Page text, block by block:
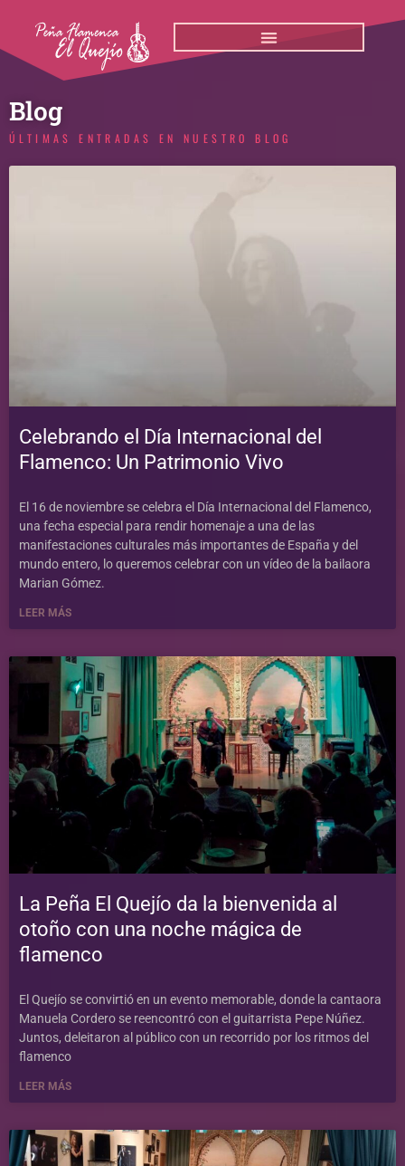
contenido
Blog
ÚLTIMAS ENTRADAS EN NUESTRO BLOG
Celebrando el Día Internacional del
Flamenco: Un Patrimonio Vivo
El 16 de noviembre se celebra el Día Internacional del Flamenco,
una fecha especial para rendir homenaje a una de las
manifestaciones culturales más importantes de España y del
mundo entero, lo queremos celebrar con un vídeo de la bailaora
Marian Gómez.
LEER MÁS
La Peña El Quejío da la bienvenida al
otoño con una noche mágica de
flamenco
El Quejío se convirtió en un evento memorable, donde la cantaora
Manuela Cordero se reencontró con el guitarrista Pepe Núñez.
Juntos, deleitaron al público con un recorrido por los ritmos del
flamenco
LEER MÁS
PáginaPáginaPáginaPáginaPágina